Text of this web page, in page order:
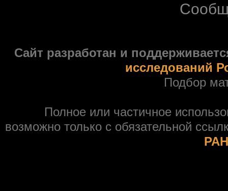
Сайт разработан и
исследований
Подбор
Полное или частичное
возможно только с обязательной